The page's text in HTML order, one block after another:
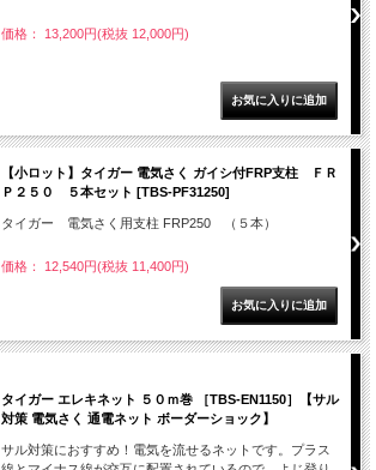
価格： 13,200円(税抜 12,000円)
【小ロット】タイガー 電気さく ガイシ付FRP支柱 ＦＲ
Ｐ２５０ ５本セット [TBS-PF31250]
タイガー 電気さく用支柱 FRP250 （５本）
価格： 12,540円(税抜 11,400円)
タイガー エレキネット ５０ｍ巻 ［TBS-EN1150］【サル
対策 電気さく 通電ネット ボーダーショック】
サル対策におすすめ！電気を流せるネットです。プラス